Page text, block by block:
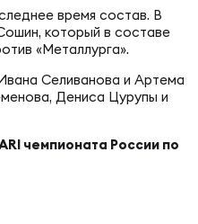
соревнований
регби
регби
время состав. В
который в составе
«Металлурга».
Селиванова и Артема
Дениса Цурупы и
чемпионата России по